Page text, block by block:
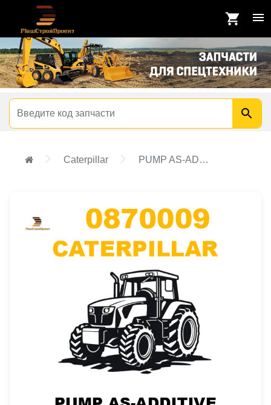
Caterpillar PUMP AS-ADDITIVE